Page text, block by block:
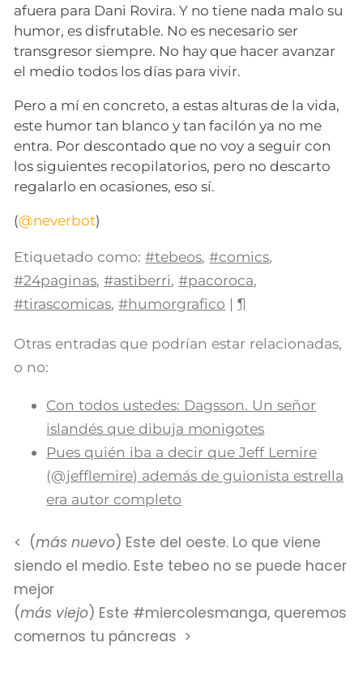
afuera para Dani Rovira. Y no tiene nada malo su
humor, es disfrutable. No es necesario ser
transgresor siempre. No hay que hacer avanzar
el medio todos los días para vivir.
Pero a mí en concreto, a estas alturas de la vida,
este humor tan blanco y tan facilón ya no me
entra. Por descontado que no voy a seguir con
los siguientes recopilatorios, pero no descarto
regalarlo en ocasiones, eso sí.
(@neverbot)
Etiquetado como: #tebeos,#comics,
#24paginas,#astiberri,#pacoroca,
#tirascomicas,#humorgrafico |¶
Otras entradas que podrían estar relacionadas,
o no:
Con todos ustedes: Dagsson. Un señor
islandés que dibuja monigotes
Pues quién iba a decir que Jeff Lemire
(@jefflemire) además de guionista estrella
era autor completo
(más nuevo) Este del oeste. Lo que viene
siendo el medio. Este tebeo no se puede hacer
mejor
(más viejo) Este #miercolesmanga, queremos
comernos tu páncreas